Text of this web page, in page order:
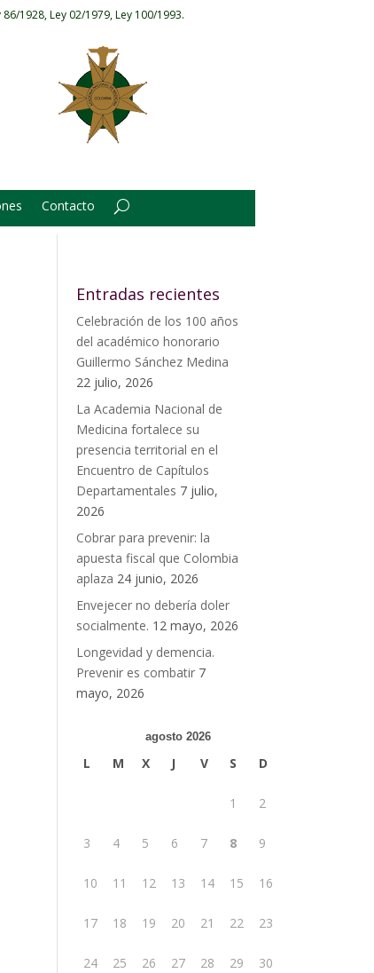
1928, Ley 02/1979, Ley 100/1993.
Contacto
Entradas recientes
Celebración de los 100 años
del académico honorario
Guillermo Sánchez Medina
22 julio, 2026
La Academia Nacional de
Medicina fortalece su
presencia territorial en el
Encuentro de Capítulos
Departamentales 7 julio,
2026
Cobrar para prevenir: la
apuesta fiscal que Colombia
aplaza 24 junio, 2026
Envejecer no debería doler
socialmente. 12 mayo, 2026
Longevidad y demencia.
Prevenir es combatir 7
mayo, 2026
agosto 2026
L M X J V S D
1 2
3 4 5 6 7 8 9
10 11 12 13 14 15 16
17 18 19 20 21 22 23
24 25 26 27 28 29 30